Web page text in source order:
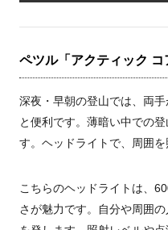
ペツル「アクティック コ
深夜・早朝の登山では、両
と便利です。薄暗い中での
す。ヘッドライトで、周囲を
こちらのヘッドライトは、
さが魅力です。自分や周囲